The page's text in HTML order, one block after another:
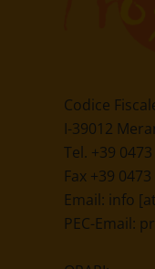
Codice
I-39012
Tel. +39
Fax +39
Email: info
PEC-Email: